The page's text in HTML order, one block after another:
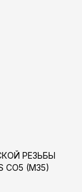
РЕЗЬБЫ
CO5 (M35)